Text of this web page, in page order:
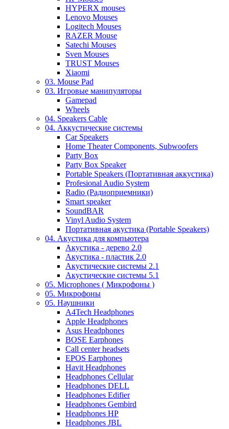
HYPERX mouses
Lenovo Mouses
Logitech Mouses
RAZER Mouse
Satechi Mouses
Sven Mouses
TRUST Mouses
Xiaomi
03. Mouse Pad
03. Игровые манипуляторы
Gamepad
Wheels
04. Speakers Cable
04. Аккустические системы
Car Speakers
Home Theater Components, Subwoofers
Party Box
Party Box Speaker
Portable Speakers (Портативная аккустика)
Profesional Audio System
Radio (Радиоприемники)
Smart speaker
SoundBAR
Vinyl Audio System
Портативная акустика (Portable Speakers)
04. Акустика для компьютера
Акустика - дерево 2.0
Акустика - пластик 2.0
Акустические системы 2.1
Акустические системы 5.1
05. Microphones ( Микрофоны )
05. Микрофоны
05. Наушники
A4Tech Headphones
Apple Headphones
Asus Headphones
BOSE Earphones
Call center headsets
EPOS Earphones
Havit Headphones
Headphones Cellular
Headphones DELL
Headphones Edifier
Headphones Gembird
Headphones HP
Headphones JBL